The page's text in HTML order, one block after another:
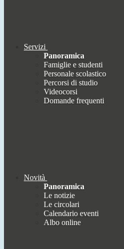
Servizi
Panoramica
Famiglie e studenti
Personale scolastico
Percorsi di studio
Videocorsi
Domande frequenti
Novità
Panoramica
Le notizie
Le circolari
Calendario eventi
Albo online